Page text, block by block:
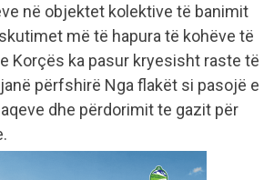
në objektet kolektive të banimit
më të hapura të kohëve të
Korçës ka pasur kryesisht raste të
përfshirë Nga flakët si pasojë e
dhe përdorimit te gazit për